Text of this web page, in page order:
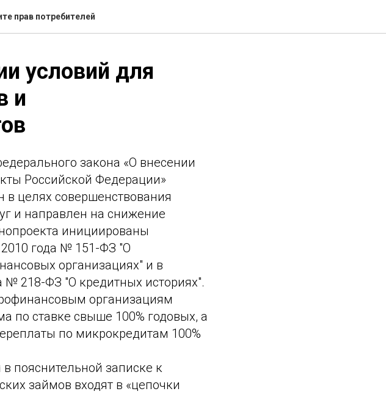
прав потребителей
условий для
и
закона «О внесении
Российской Федерации»
в целях совершенствования
и направлен на снижение
инициированы
года № 151-ФЗ "О
организациях" и в
№ 218-ФЗ "О кредитных историях".
организациям
по ставке свыше 100% годовых, а
по микрокредитам 100%
пояснительной записке к
займов входят в «цепочки